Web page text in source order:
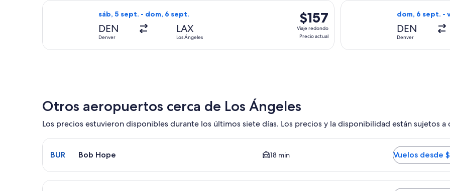
3
horas
sáb, 5 sept. - dom, 6 sept.
DEN
Denver
LAX
Los Ángeles
$157
Viaje
redondo,
$157
Viaje redondo
Precio actual
Seleccionar vuelo de Delta, con salida el sáb, 5 sept. desde Denver hacia Los Ángeles, con
dom, 6 sept. -
DEN
Denver
Otros aeropuertos cerca de Los Ángeles
Los precios estuvieron disponibles durante los últimos siete días. Los precios y la disponibilidad están sujetos a
Seleccionar vuelo a Bob Hope BUR. El tiempo promedio del trayecto en auto al centro es de 18 minutos. Vuelos
BUR Bob Hope 18 min Vuelos desde
Seleccionar vuelo a A. Municipal de Long Beach LGB. El tiempo promedio del trayecto en auto al centro es de